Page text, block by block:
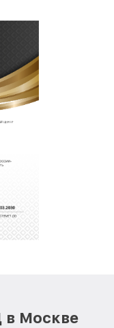
в Москве